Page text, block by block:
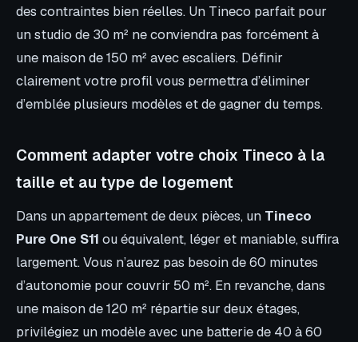
des contraintes bien réelles. Un Tineco parfait pour
un studio de 30 m² ne conviendra pas forcément à
une maison de 150 m² avec escaliers. Définir
clairement votre profil vous permettra d’éliminer
d’emblée plusieurs modèles et de gagner du temps.
Comment adapter votre choix Tineco à la
taille et au type de logement
Dans un appartement de deux pièces, un Tineco
Pure One S11 ou équivalent, léger et maniable, suffira
largement. Vous n’aurez pas besoin de 60 minutes
d’autonomie pour couvrir 50 m². En revanche, dans
une maison de 120 m² répartie sur deux étages,
privilégiez un modèle avec une batterie de 40 à 60